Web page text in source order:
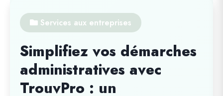
Services aux entreprises
Simplifiez vos démarches
administratives avec
TrouvPro : un